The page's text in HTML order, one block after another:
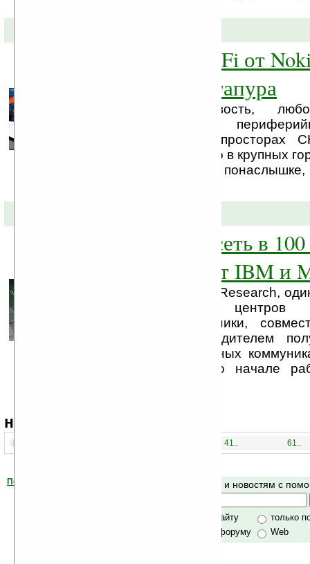
Бесплатный WiFi от
автобусах Сингапура
Услышав эту новость,
пользователь из
расположенного на просторах
завистью. У нас только в крупных
во всех, известно не
Беспроводная сеть в
быстрее WiFi от IBM и
В начале недели IBM Research,
исследовательских
вычислительной техники,
тайваньским производителем
чипов для беспроводных
MediaTek объявили о начале
навигация:
41.. 61..
Помогите Ладошкам стать лучше
Поиск по сайту и новостям с
только по сайту
только
по сайту и форуму
Web